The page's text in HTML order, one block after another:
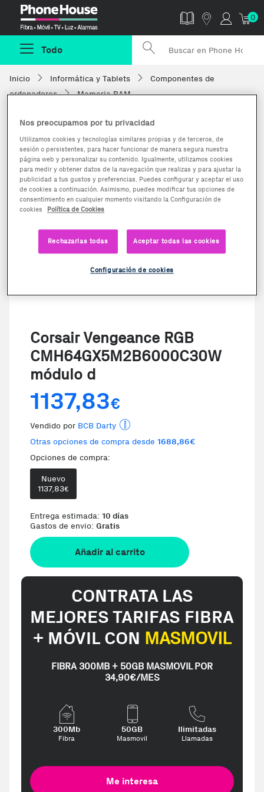
0
Todo
Inicio Informática y Tablets
Componentes de
ordenadores
Memoria RAM
Corsair Vengeance RGB
CMH64GX5M2B6000C30W
módulo d
1137,83€
Vendido por BCB Darty
Otras opciones de compra desde 1688,86€
Opciones de compra:
Nuevo
1137,83€
Entrega estimada: 10 días
Gastos de envio: Gratis
Añadir al carrito
CONTRATA LAS
MEJORES TARIFAS FIBRA
+ MÓVIL CON MASMOVIL
FIBRA 300MB + 50GB MASMOVIL POR
34,90€/MES
300Mb
Fibra
50GB
Masmovil
Ilimitadas
Llamadas
Me interesa
Nos preocupamos por tu privacidad
Utilizamos cookies y tecnologías similares propias y de terceros, de
sesión o persistentes, para hacer funcionar de manera segura nuestra
página web y personalizar su contenido. Igualmente, utilizamos cookies
para medir y obtener datos de la navegación que realizas y para ajustar la
publicidad a tus gustos y preferencias. Puedes configurar y aceptar el uso
de cookies a continuación. Asimismo, puedes modificar tus opciones de
consentimiento en cualquier momento visitando la Configuración de
cookies
Política de Cookies
Rechazarlas todas Aceptar todas las cookies
Configuración de cookies